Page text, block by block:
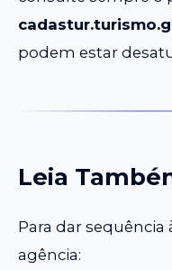
podem estar
Leia
Para dar sequência
agência: